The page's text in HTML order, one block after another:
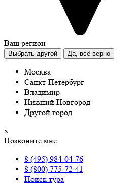
Ваш регион
Выбрать другой Да, всё верно
Москва
Санкт-Петербург
Владимир
Нижний Новгород
Другой город
х
Позвоните мне
8 (495) 984-04-76
8 (800) 775-72-41
Поиск тура